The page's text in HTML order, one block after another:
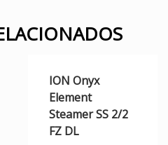
ION Onyx
Element
Steamer SS 2/2
FZ DL